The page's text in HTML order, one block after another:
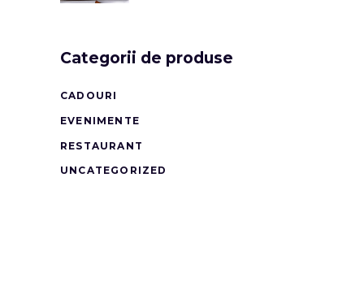
Categorii de produse
CADOURI
EVENIMENTE
RESTAURANT
UNCATEGORIZED